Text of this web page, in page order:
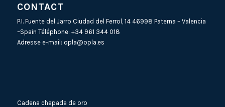
CONTACT
P.I. Fuente del Jarro Ciudad del Ferrol, 14 46998 Paterna – Valencia
–Spain Téléphone: +34 961 344 018
Adresse e-mail: opla@opla.es
Cadena chapada de oro